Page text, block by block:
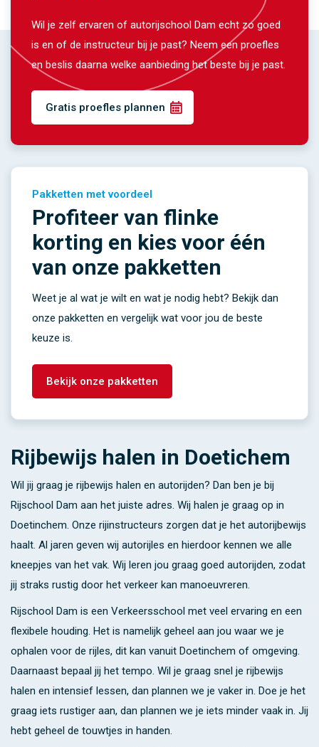
Wil je zelf ervaren of autorijschool Dam echt zo goed
is en of de instructeur bij je past? Neem een proefles
en beslis daarna welke aanbieding het beste bij je past.
Gratis proefles plannen
Pakketten met voordeel
Profiteer van flinke
korting en kies voor één
van onze pakketten
Weet je al wat je wilt en wat je nodig hebt? Bekijk dan
onze pakketten en vergelijk wat voor jou de beste
keuze is.
Bekijk onze pakketten
Rijbewijs halen in Doetichem
Wil jij graag je rijbewijs halen en autorijden? Dan ben je bij
Rijschool Dam aan het juiste adres. Wij halen je graag op in
Doetinchem. Onze rijinstructeurs zorgen dat je het autorijbewijs
haalt. Al jaren geven wij autorijles en hierdoor kennen we alle
kneepjes van het vak. Wij leren jou graag goed autorijden, zodat
jij straks rustig door het verkeer kan manoeuvreren.
Rijschool Dam is een Verkeersschool met veel ervaring en een
flexibele houding. Het is namelijk geheel aan jou waar we je
ophalen voor de rijles, dit kan vanuit Doetinchem of omgeving.
Daarnaast bepaal jij het tempo. Wil je graag snel je rijbewijs
halen en intensief lessen, dan plannen we je vaker in. Doe je het
graag iets rustiger aan, dan plannen we je iets minder vaak in. Jij
hebt geheel de touwtjes in handen.